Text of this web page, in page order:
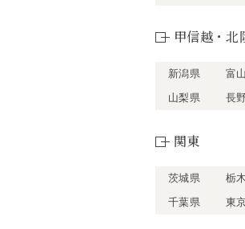
甲信越・北
新潟県 富
山梨県
長
関東
茨城県 栃
千葉県
東